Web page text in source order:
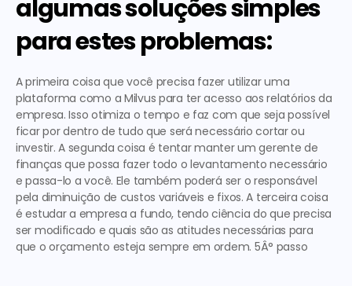
algumas soluções simples
para estes problemas:
A primeira coisa que você precisa fazer utilizar uma
plataforma como a Milvus para ter acesso aos relatórios da
empresa. Isso otimiza o tempo e faz com que seja possível
ficar por dentro de tudo que será necessário cortar ou
investir. A segunda coisa é tentar manter um gerente de
finanças que possa fazer todo o levantamento necessário
e passa-lo a você. Ele também poderá ser o responsável
pela diminuição de custos variáveis e fixos. A terceira coisa
é estudar a empresa a fundo, tendo ciência do que precisa
ser modificado e quais são as atitudes necessárias para
que o orçamento esteja sempre em ordem. 5Â° passo